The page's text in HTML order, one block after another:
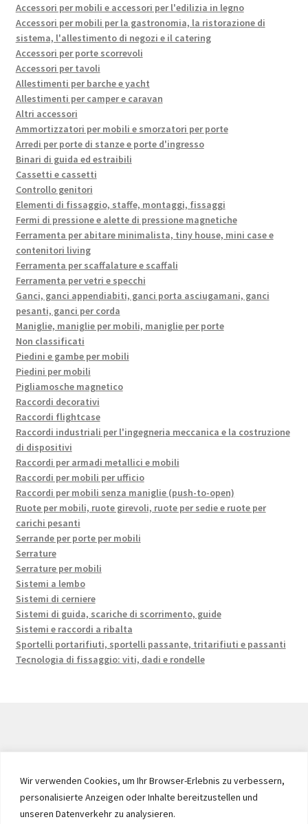
Wir verwenden Cookies, um Ihr Browser-Erlebnis zu verbessern,
personalisierte Anzeigen oder Inhalte bereitzustellen und
unseren Datenverkehr zu analysieren.
Accessori per mobili e accessori per l'edilizia in legno
Accessori per mobili per la gastronomia, la ristorazione di
sistema, l'allestimento di negozi e il catering
Accessori per porte scorrevoli
Accessori per tavoli
Allestimenti per barche e yacht
Allestimenti per camper e caravan
Altri accessori
Ammortizzatori per mobili e smorzatori per porte
Arredi per porte di stanze e porte d'ingresso
Binari di guida ed estraibili
Cassetti e cassetti
Controllo genitori
Elementi di fissaggio, staffe, montaggi, fissaggi
Fermi di pressione e alette di pressione magnetiche
Ferramenta per abitare minimalista, tiny house, mini case e
contenitori living
Ferramenta per scaffalature e scaffali
Ferramenta per vetri e specchi
Ganci, ganci appendiabiti, ganci porta asciugamani, ganci
pesanti, ganci per corda
Maniglie, maniglie per mobili, maniglie per porte
Non classificati
Piedini e gambe per mobili
Piedini per mobili
Pigliamosche magnetico
Raccordi decorativi
Raccordi flightcase
Raccordi industriali per l'ingegneria meccanica e la costruzione
di dispositivi
Raccordi per armadi metallici e mobili
Raccordi per mobili per ufficio
Raccordi per mobili senza maniglie (push-to-open)
Ruote per mobili, ruote girevoli, ruote per sedie e ruote per
carichi pesanti
Serrande per porte per mobili
Serrature
Serrature per mobili
Sistemi a lembo
Sistemi di cerniere
Sistemi di guida, scariche di scorrimento, guide
Sistemi e raccordi a ribalta
Sportelli portarifiuti, sportelli passante, tritarifiuti e passanti
Tecnologia di fissaggio: viti, dadi e rondelle
High quality Fittings, mechanical Components and
Fasteners